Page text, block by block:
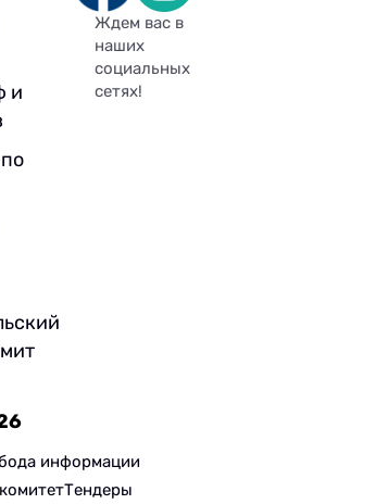
и
Ждем вас в
наших
социальных
сетях!
информации
Тендеры